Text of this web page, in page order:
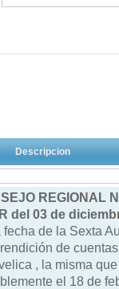
Descripcion
REGIONAL
del 03 de
de la Sexta
de
, la misma
el 18 de